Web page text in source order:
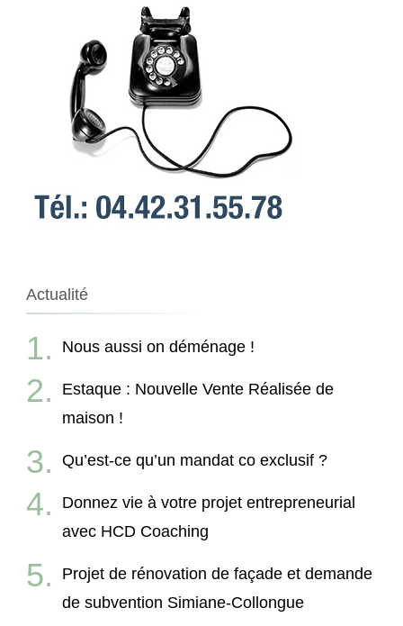
Actualité
Nous aussi on déménage !
Estaque : Nouvelle Vente Réalisée de
maison !
Qu’est-ce qu’un mandat co exclusif ?
Donnez vie à votre projet entrepreneurial
avec HCD Coaching
Projet de rénovation de façade et demande
de subvention Simiane-Collongue